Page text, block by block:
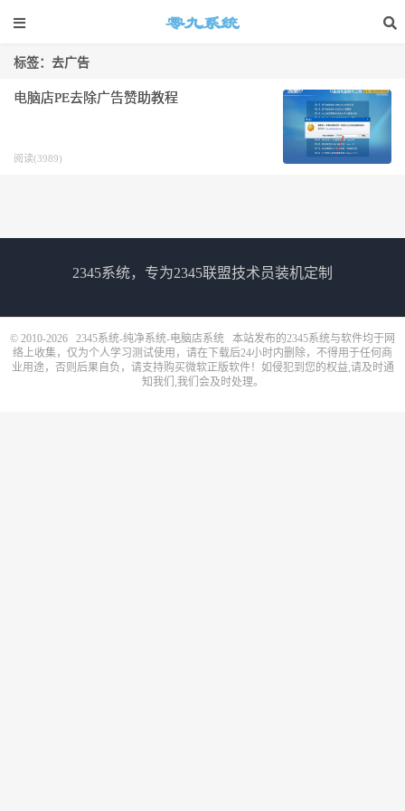
标签：去广告
电脑店PE去除广告赞助教程
阅读(3989)
2345系统，专为2345联盟技术员装机定制
© 2010-2026 2345系统-纯净系统-电脑店系统 本站发布的2345系统与软件均于网
络上收集，仅为个人学习测试使用，请在下载后24小时内删除，不得用于任何商
业用途，否则后果自负，请支持购买微软正版软件！如侵犯到您的权益,请及时通
知我们,我们会及时处理。